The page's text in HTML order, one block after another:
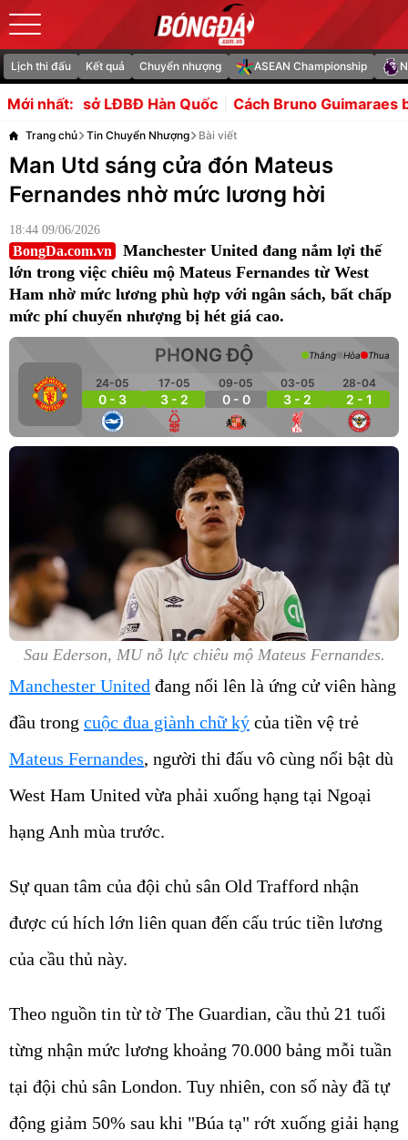
Lịch thi đấu Kết quả Chuyển nhượng ASEAN Championship
Mới nhất:
Hàn Quốc Cách Bruno Guimaraes biến tuyến giữa
Trang chủ Tin Chuyển Nhượng Bài viết
Man Utd sáng cửa đón Mateus
Fernandes nhờ mức lương hời
18:44 09/06/2026
BongDa.com.vn
Manchester United đang nắm lợi thế
lớn trong việc chiêu mộ Mateus Fernandes từ West
Ham nhờ mức lương phù hợp với ngân sách, bất chấp
mức phí chuyển nhượng bị hét giá cao.
PHONG ĐỘ
24-05
0 - 3
17-05
3 - 2
09-05
0 - 0
03-05
3 - 2
28-04
2 - 1
Thắng Hòa Thua
Sau Ederson, MU nỗ lực chiêu mộ Mateus Fernandes.
Manchester United đang nổi lên là ứng cử viên hàng
đầu trong cuộc đua giành chữ ký của tiền vệ trẻ
Mateus Fernandes, người thi đấu vô cùng nổi bật dù
West Ham United vừa phải xuống hạng tại Ngoại
hạng Anh mùa trước.
Sự quan tâm của đội chủ sân Old Trafford nhận
được cú hích lớn liên quan đến cấu trúc tiền lương
của cầu thủ này.
Theo nguồn tin từ tờ The Guardian, cầu thủ 21 tuổi
từng nhận mức lương khoảng 70.000 bảng mỗi tuần
tại đội chủ sân London. Tuy nhiên, con số này đã tự
động giảm 50% sau khi "Búa tạ" rớt xuống giải hạng